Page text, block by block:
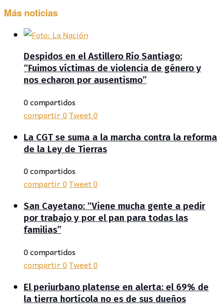
Más noticias
Despidos en el Astillero Río Santiago:
“Fuimos víctimas de violencia de género y
nos echaron por ausentismo”
0 compartidos
compartir0Tweet0
La CGT se suma a la marcha contra la reforma
de la Ley de Tierras
0 compartidos
compartir0Tweet0
San Cayetano: “Viene mucha gente a pedir
por trabajo y por el pan para todas las
familias”
0 compartidos
compartir0Tweet0
El periurbano platense en alerta: el 69% de
la tierra hortícola no es de sus dueños